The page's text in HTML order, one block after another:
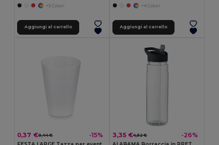
+5 Colori
Aggiungi al carrello
+4 Colori
Aggiungi al carrello
0,37 €0,44 € -15% 3,35 €4,52 € -26%